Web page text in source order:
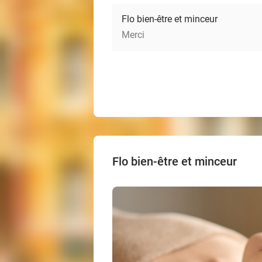
Flo bien-être et minceur
Merci
Flo bien-être et minceur